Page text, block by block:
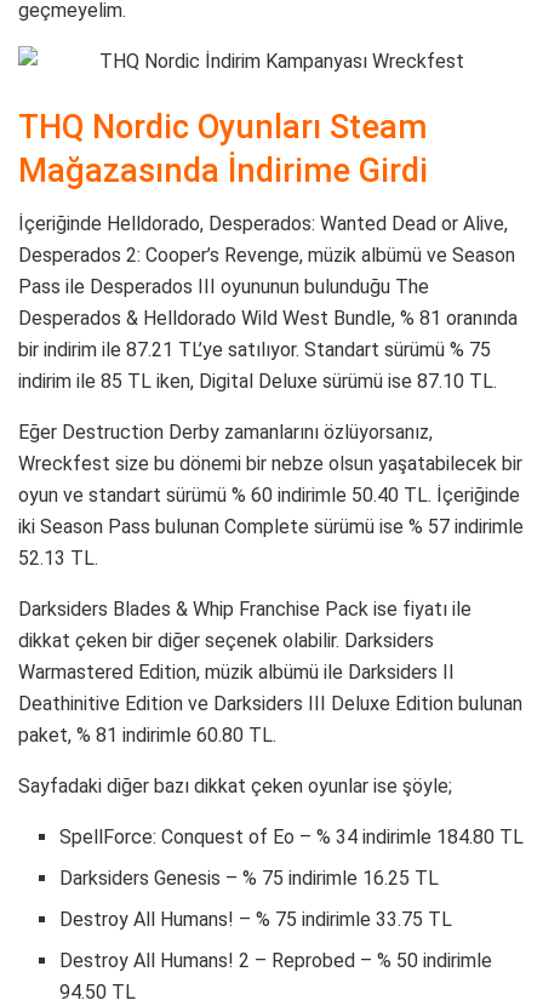
geçmeyelim.
THQ Nordic Oyunları Steam
Mağazasında İndirime Girdi
İçeriğinde Helldorado, Desperados: Wanted Dead or Alive,
Desperados 2: Cooper’s Revenge, müzik albümü ve Season
Pass ile Desperados III oyununun bulunduğu The
Desperados & Helldorado Wild West Bundle, % 81 oranında
bir indirim ile 87.21 TL’ye satılıyor. Standart sürümü % 75
indirim ile 85 TL iken, Digital Deluxe sürümü ise 87.10 TL.
Eğer Destruction Derby zamanlarını özlüyorsanız,
Wreckfest size bu dönemi bir nebze olsun yaşatabilecek bir
oyun ve standart sürümü % 60 indirimle 50.40 TL. İçeriğinde
iki Season Pass bulunan Complete sürümü ise % 57 indirimle
52.13 TL.
Darksiders Blades & Whip Franchise Pack ise fiyatı ile
dikkat çeken bir diğer seçenek olabilir. Darksiders
Warmastered Edition, müzik albümü ile Darksiders II
Deathinitive Edition ve Darksiders III Deluxe Edition bulunan
paket, % 81 indirimle 60.80 TL.
Sayfadaki diğer bazı dikkat çeken oyunlar ise şöyle;
SpellForce: Conquest of Eo – % 34 indirimle 184.80 TL
Darksiders Genesis – % 75 indirimle 16.25 TL
Destroy All Humans! – % 75 indirimle 33.75 TL
Destroy All Humans! 2 – Reprobed – % 50 indirimle
94.50 TL